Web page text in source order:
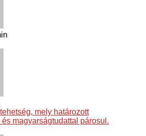
mely határozott
magyarságtudattal párosul.